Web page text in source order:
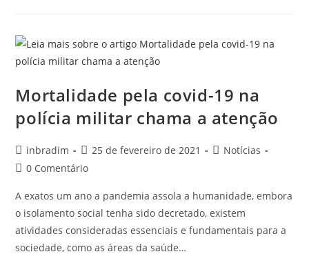
Mortalidade pela covid-19 na
polícia militar chama a atenção
inbradim 25 de fevereiro de 2021
Notícias
0 Comentário
A exatos um ano a pandemia assola a humanidade, embora
o isolamento social tenha sido decretado, existem
atividades consideradas essenciais e fundamentais para a
sociedade, como as áreas da saúde…